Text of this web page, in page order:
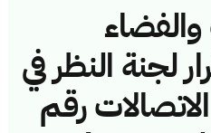
لجنة النظر في
رقم